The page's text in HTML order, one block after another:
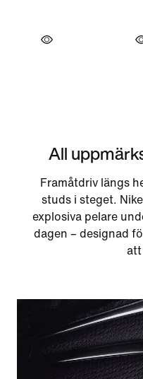
All
Framåtdriv längs
studs i steget.
explosiva pelare
dagen – designad
att